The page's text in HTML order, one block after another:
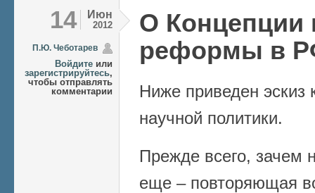
14 Июн
2012
П.Ю. Чеботарев
Войдите или
зарегистрируйтесь,
чтобы отправлять
комментарии
О Концепции
реформы в
Ниже приведен
научной политики.
Прежде всего, зачем
еще – повторяющая